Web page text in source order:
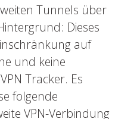
Tunnels über
Dieses
auf
und keine
Tracker. Es
folgende
VPN-Verbindung